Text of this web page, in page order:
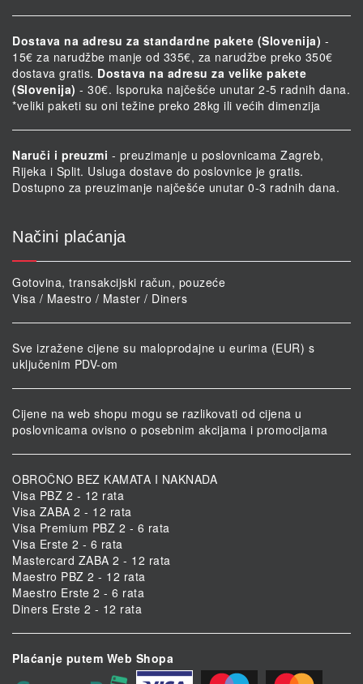
Dostava na adresu za standardne pakete (Slovenija) -
15€ za narudžbe manje od 335€, za narudžbe preko 350€
dostava gratis. Dostava na adresu za velike pakete
(Slovenija) - 30€. Isporuka najčešće unutar 2-5 radnih dana.
*veliki paketi su oni težine preko 28kg ili većih dimenzija
Naruči i preuzmi - preuzimanje u poslovnicama Zagreb,
Rijeka i Split. Usluga dostave do poslovnice je gratis.
Dostupno za preuzimanje najčešće unutar 0-3 radnih dana.
Načini plaćanja
Gotovina, transakcijski račun, pouzeće
Visa / Maestro / Master / Diners
Sve izražene cijene su maloprodajne u eurima (EUR) s
uključenim PDV-om
Cijene na web shopu mogu se razlikovati od cijena u
poslovnicama ovisno o posebnim akcijama i promocijama
OBROČNO BEZ KAMATA I NAKNADA
Visa PBZ 2 - 12 rata
Visa ZABA 2 - 12 rata
Visa Premium PBZ 2 - 6 rata
Visa Erste 2 - 6 rata
Mastercard ZABA 2 - 12 rata
Maestro PBZ 2 - 12 rata
Maestro Erste 2 - 6 rata
Diners Erste 2 - 12 rata
Plaćanje putem Web Shopa